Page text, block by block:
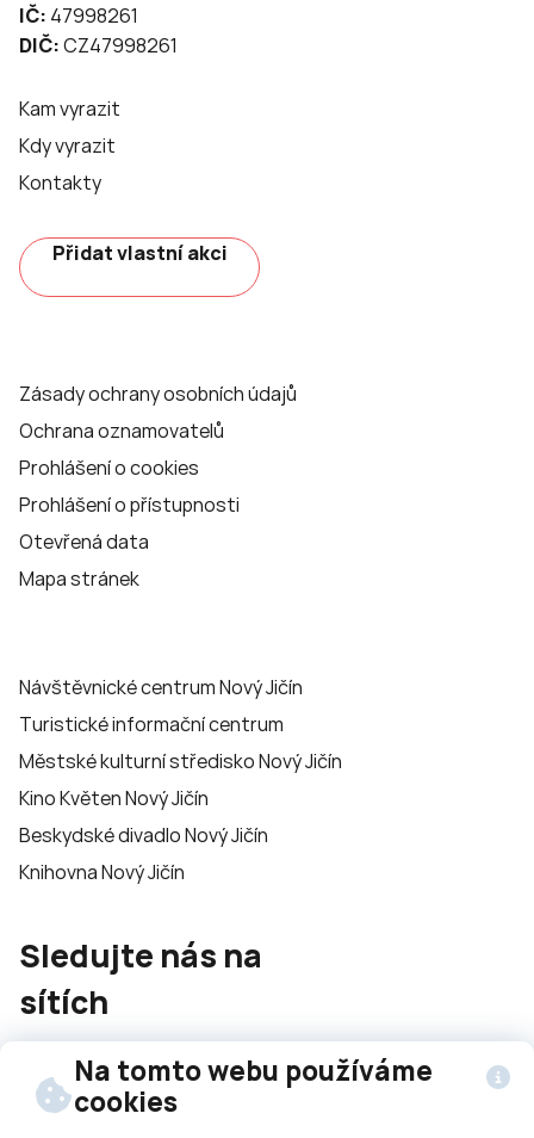
Na tomto webu používáme
cookies
IČ: 47998261
DIČ:CZ47998261
Kam vyrazit
Kdy vyrazit
Kontakty
Přidat vlastní akci
Zásady ochrany osobních údajů
Ochrana oznamovatelů
Prohlášení o cookies
Prohlášení o přístupnosti
Otevřená data
Mapa stránek
Návštěvnické centrum Nový Jičín
Turistické informační centrum
Městské kulturní středisko Nový Jičín
Kino Květen Nový Jičín
Beskydské divadlo Nový Jičín
Knihovna Nový Jičín
Sledujte nás na
sítích